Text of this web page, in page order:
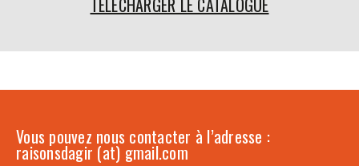
TÉLÉCHARGER LE CATALOGUE
Vous pouvez nous contacter à l’adresse :
raisonsdagir (at) gmail.com